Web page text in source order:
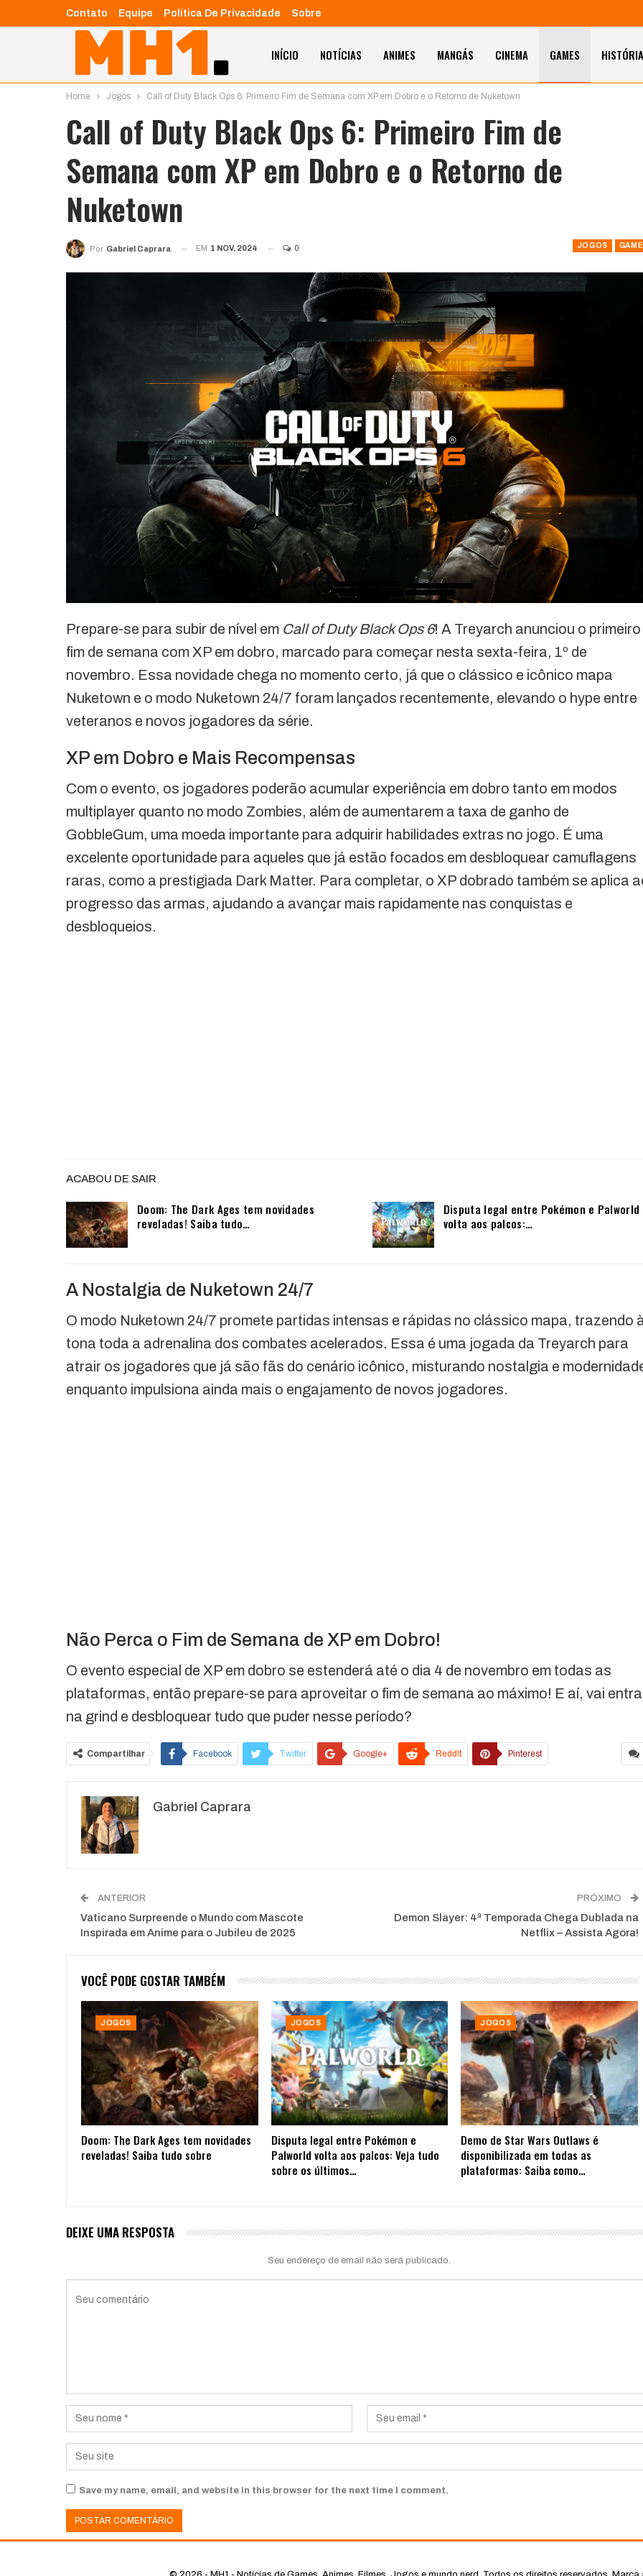
Contato Equipe Política De Privacidade Sobre
INÍCIO NOTÍCIAS ANIMES MANGÁS CINEMA GAMES HISTÓRIA
Home Jogos Call of Duty Black Ops 6: Primeiro Fim de Semana com XP em Dobro e o Retorno de Nuketown
Call of Duty Black Ops 6: Primeiro Fim de
Semana com XP em Dobro e o Retorno de
Nuketown
JOGOS
Por Gabriel Caprara EM 1 NOV, 2024 0
Prepare-se para subir de nível em Call of Duty Black Ops 6! A Treyarch anunciou o primeiro
fim de semana com XP em dobro, marcado para começar nesta sexta-feira, 1º de
novembro. Essa novidade chega no momento certo, já que o clássico e icônico mapa
Nuketown e o modo Nuketown 24/7 foram lançados recentemente, elevando o hype entre
veteranos e novos jogadores da série.
XP em Dobro e Mais Recompensas
Com o evento, os jogadores poderão acumular experiência em dobro tanto em modos
multiplayer quanto no modo Zombies, além de aumentarem a taxa de ganho de
GobbleGum, uma moeda importante para adquirir habilidades extras no jogo. É uma
excelente oportunidade para aqueles que já estão focados em desbloquear camuflagens
raras, como a prestigiada Dark Matter. Para completar, o XP dobrado também se aplica
progresso das armas, ajudando a avançar mais rapidamente nas conquistas e
desbloqueios.
ACABOU DE SAIR
Doom: The Dark Ages tem novidades
reveladas! Saiba tudo…
Disputa legal entre Pokémon e Palworld
volta aos palcos:…
A Nostalgia de Nuketown 24/7
O modo Nuketown 24/7 promete partidas intensas e rápidas no clássico mapa, trazendo
tona toda a adrenalina dos combates acelerados. Essa é uma jogada da Treyarch para
atrair os jogadores que já são fãs do cenário icônico, misturando nostalgia e
enquanto impulsiona ainda mais o engajamento de novos jogadores.
Não Perca o Fim de Semana de XP em Dobro!
O evento especial de XP em dobro se estenderá até o dia 4 de novembro em todas as
plataformas, então prepare-se para aproveitar o fim de semana ao máximo! E aí, vai
na grind e desbloquear tudo que puder nesse período?
Compartilhar Facebook Twitter Google+ ReddIt Pinterest
Gabriel Caprara
ANTERIOR
Vaticano Surpreende o Mundo com Mascote
Inspirada em Anime para o Jubileu de 2025
PRÓXIMO
Demon Slayer: 4ª Temporada Chega Dublada na
Netflix – Assista Agora!
VOCÊ PODE GOSTAR TAMBÉM
JOGOS
Doom: The Dark Ages tem novidades
reveladas! Saiba tudo sobre
JOGOS
Disputa legal entre Pokémon e
Palworld volta aos palcos: Veja tudo
sobre os últimos…
JOGOS
Demo de Star Wars Outlaws é
disponibilizada em todas as
plataformas: Saiba como…
DEIXE UMA RESPOSTA
Seu endereço de email não será publicado.
Save my name, email, and website in this browser for the next time I comment.